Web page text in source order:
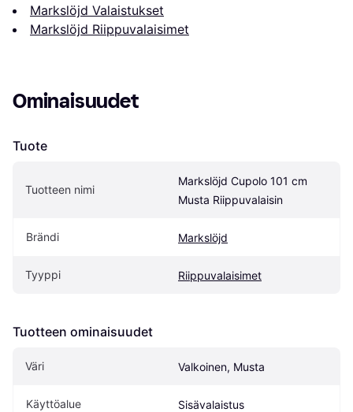
Markslöjd Valaistukset
Markslöjd Riippuvalaisimet
Ominaisuudet
Tuote
Tuotteen nimi
Markslöjd Cupolo 101 cm
Musta Riippuvalaisin
Brändi Markslöjd
Tyyppi Riippuvalaisimet
Tuotteen ominaisuudet
Väri Valkoinen, Musta
Käyttöalue Sisävalaistus